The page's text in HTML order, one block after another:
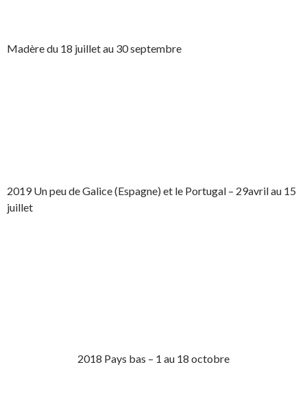
Madère du 18 juillet au 30 septembre
2019 Un peu de Galice (Espagne) et le Portugal – 29avril au 15
juillet
2018 Pays bas – 1 au 18 octobre